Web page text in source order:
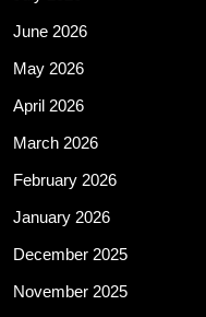
June 2026
May 2026
April 2026
March 2026
February 2026
January 2026
December 2025
November 2025